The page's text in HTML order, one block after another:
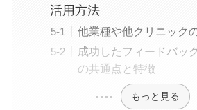
活用方法
他業種や他クリニック
成功したフィードバッ
の共通点と特徴
もっと見る